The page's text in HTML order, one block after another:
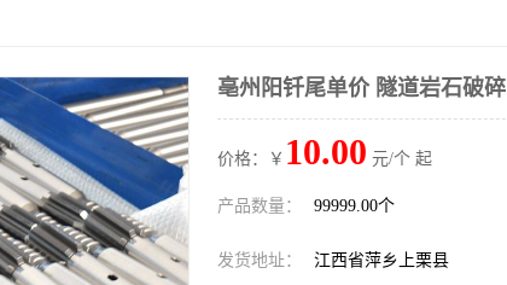
亳州阳钎尾单价 隧道岩石破碎
价格：￥ 10.00 元/个 起
产品数量： 99999.00个
发货地址： 江西省萍乡上栗县